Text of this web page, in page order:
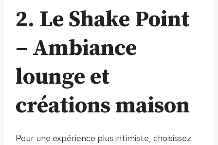
2. Le Shake Point
– Ambiance
lounge et
créations maison
Pour une expérience plus intimiste, choisissez